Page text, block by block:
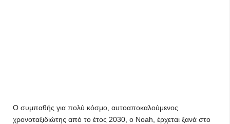
Ο συμπαθής για πολύ κόσμο, αυτοαποκαλούμενος
χρονοταξιδιώτης από το έτος 2030, ο Noah, έρχεται ξανά στο